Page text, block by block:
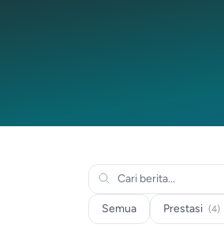
Semua Prestasi (4)